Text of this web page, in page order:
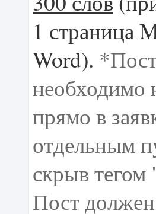
1 страница
Word).
необходимо
прямо в
отдельным
скрыв
Пост должен